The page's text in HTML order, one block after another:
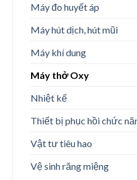
Máy đo huyết áp
Máy hút dịch, hút mũi
Máy khí dung
Máy thở Oxy
Nhiệt kế
Thiết bị phục hồi chức
Vật tư tiêu hao
Vệ sinh răng miệng